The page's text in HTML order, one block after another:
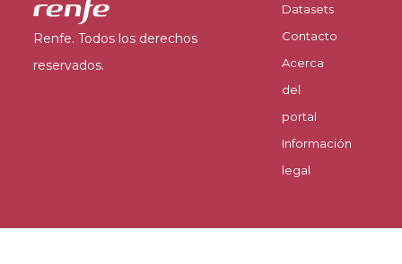
Renfe. Todos los derechos
reservados.
Datasets
Contacto
Acerca
del
portal
Información
legal